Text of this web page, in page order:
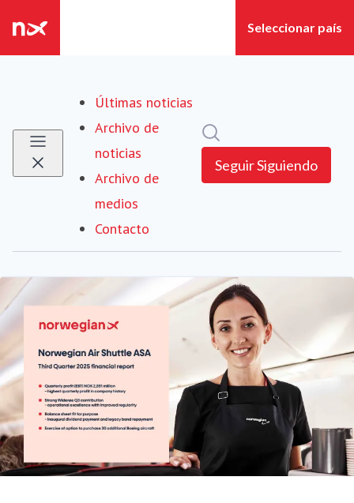
Últimas noticias
Archivo de
noticias
Archivo de
medios
Contacto
SeguirSiguiendo